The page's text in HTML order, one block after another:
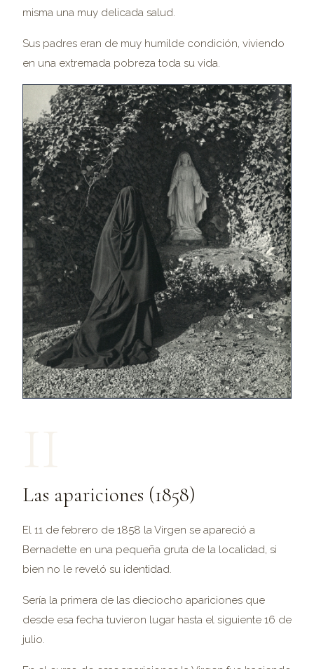
misma una muy delicada salud.
Sus padres eran de muy humilde condición, viviendo
en una extremada pobreza toda su vida.
Las apariciones (1858)
El 11 de febrero de 1858 la Virgen se apareció a
Bernadette en una pequeña gruta de la localidad, si
bien no le reveló su identidad.
Sería la primera de las dieciocho apariciones que
desde esa fecha tuvieron lugar hasta el siguiente 16 de
julio.